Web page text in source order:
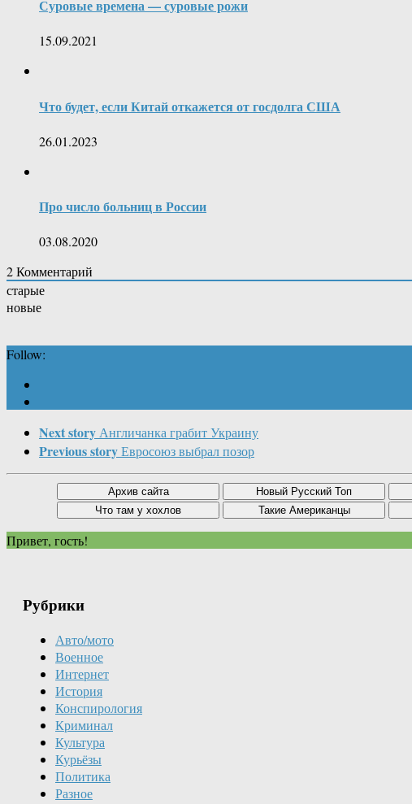
Суровые времена — суровые рожи
15.09.2021
Что будет, если Китай откажется от госдолга США
26.01.2023
Про число больниц в России
03.08.2020
2Комментарий
старые
новые
Follow:
Next storyАнгличанка грабит Украину
Previous storyЕвросоюз выбрал позор
Привет, гость!
Рубрики
Авто/мото
Военное
Интернет
История
Конспирология
Криминал
Культура
Курьёзы
Политика
Разное